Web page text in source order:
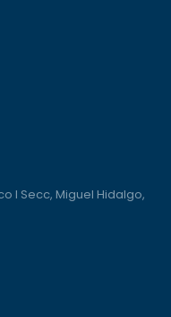
I Secc, Miguel Hidalgo,